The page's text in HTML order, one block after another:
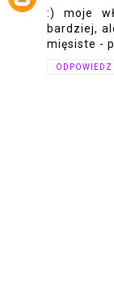
:) moje
bardziej,
mięsiste -
ODPOWIEDZ